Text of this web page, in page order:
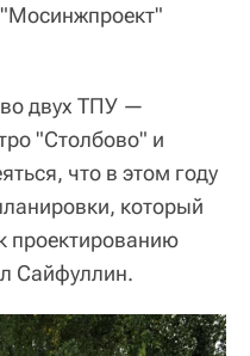
двух ТПУ —
"Столбово" и
что в этом году
который
проектированию
Сайфуллин.